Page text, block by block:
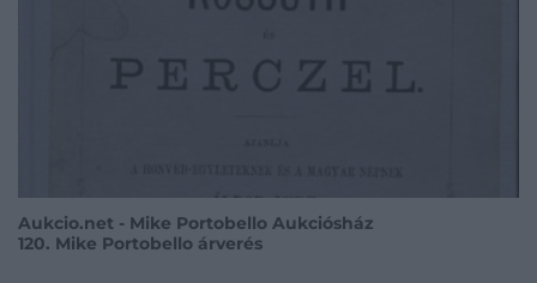
Aukcio.net - Mike Portobello Aukciósház
120. Mike Portobello árverés